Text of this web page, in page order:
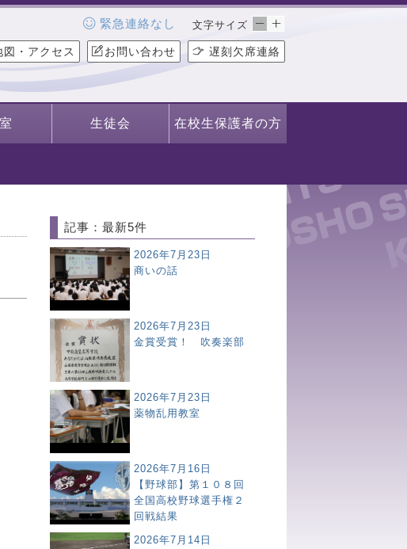
文字サイズ
図・アクセス お問い合わせ 遅刻欠席連絡
緊急連絡なし
生徒会 在校生保護者の方
記事：最新5件
2026年7月23日
商いの話
2026年7月23日
金賞受賞！ 吹奏楽部
2026年7月23日
薬物乱用教室
2026年7月16日
【野球部】第１０８回
全国高校野球選手権２
回戦結果
2026年7月14日